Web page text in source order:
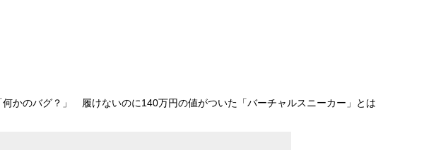
何かのバグ？」 履けないのに140万円の値がついた「バーチャルスニーカー」とは